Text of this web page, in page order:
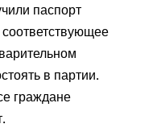
паспорт
в партии.
граждане